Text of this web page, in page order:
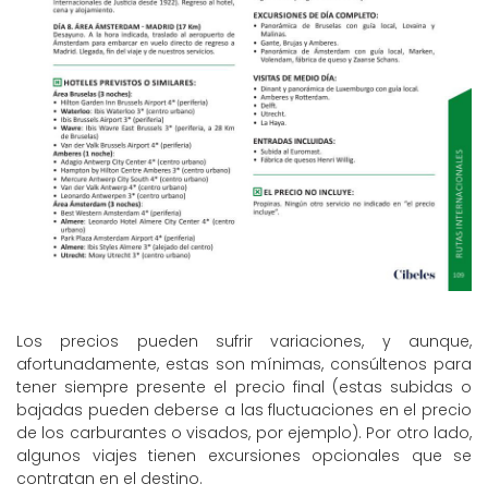
Los precios pueden sufrir variaciones, y aunque,
afortunadamente, estas son mínimas, consúltenos para
tener siempre presente el precio final (estas subidas o
bajadas pueden deberse a las fluctuaciones en el precio
de los carburantes o visados, por ejemplo). Por otro lado,
algunos viajes tienen excursiones opcionales que se
contratan en el destino.